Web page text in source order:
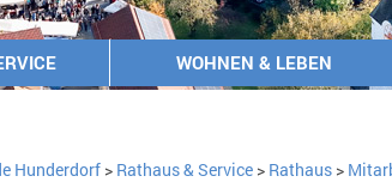
WOHNEN & LEBEN
Hunderdorf> Rathaus & Service> Rathaus>